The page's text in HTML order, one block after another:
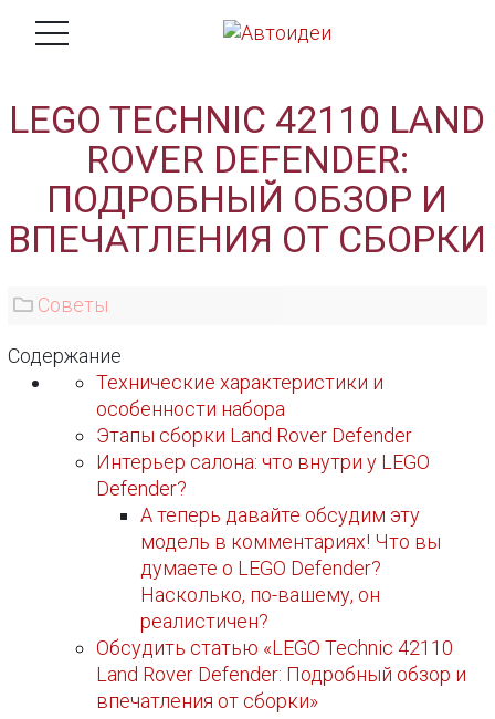
LEGO TECHNIC 42110 LAND
ROVER DEFENDER:
ПОДРОБНЫЙ ОБЗОР И
ВПЕЧАТЛЕНИЯ ОТ СБОРКИ
Советы
Содержание
Технические характеристики и
особенности набора
Этапы сборки Land Rover Defender
Интерьер салона: что внутри у LEGO
Defender?
А теперь давайте обсудим эту
модель в комментариях! Что вы
думаете о LEGO Defender?
Насколько, по-вашему, он
реалистичен?
Обсудить статью «LEGO Technic 42110
Land Rover Defender: Подробный обзор и
впечатления от сборки»